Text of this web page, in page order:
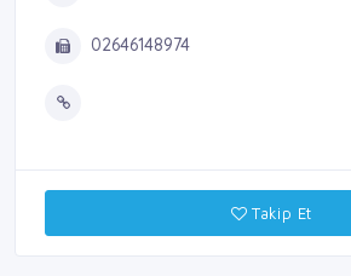
02646148974
Takip Et